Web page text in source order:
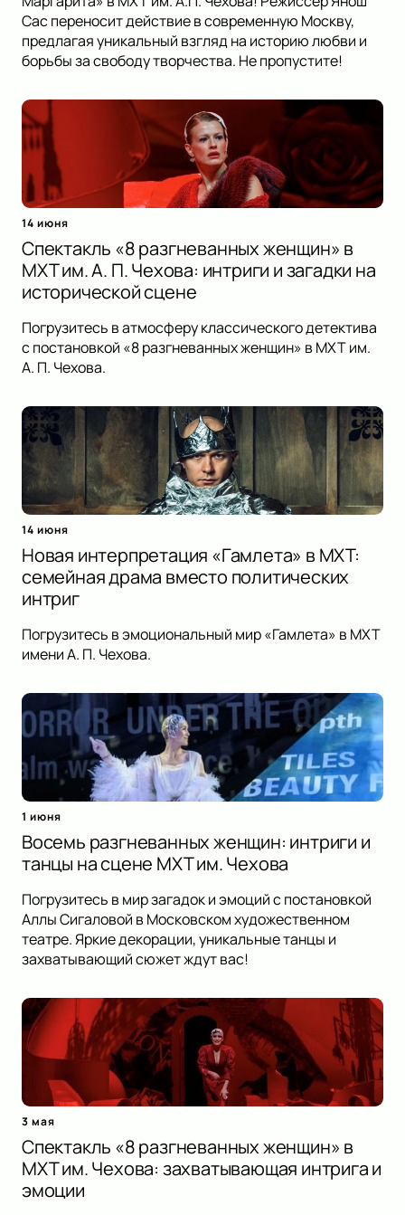
Сас переносит действие в современную Москву,
предлагая уникальный взгляд на историю любви и
борьбы за свободу творчества. Не пропустите!
14 июня
Спектакль «8 разгневанных женщин» в
МХТ им. А. П. Чехова: интриги и загадки на
исторической сцене
Погрузитесь в атмосферу классического детектива
с постановкой «8 разгневанных женщин» в МХТ им.
А. П. Чехова.
14 июня
Новая интерпретация «Гамлета» в МХТ:
семейная драма вместо политических
интриг
Погрузитесь в эмоциональный мир «Гамлета» в МХТ
имени А. П. Чехова.
1 июня
Восемь разгневанных женщин: интриги и
танцы на сцене МХТ им. Чехова
Погрузитесь в мир загадок и эмоций с постановкой
Аллы Сигаловой в Московском художественном
театре. Яркие декорации, уникальные танцы и
захватывающий сюжет ждут вас!
3 мая
Спектакль «8 разгневанных женщин» в
МХТ им. Чехова: захватывающая интрига и
эмоции